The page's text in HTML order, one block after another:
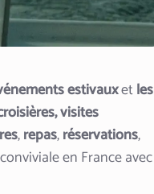
estivauxetles
visites
,repas,réservations,
en France avec